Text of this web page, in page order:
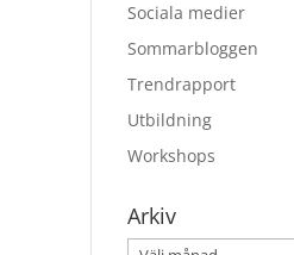
Sociala medier
Sommarbloggen
Trendrapport
Utbildning
Workshops
Arkiv